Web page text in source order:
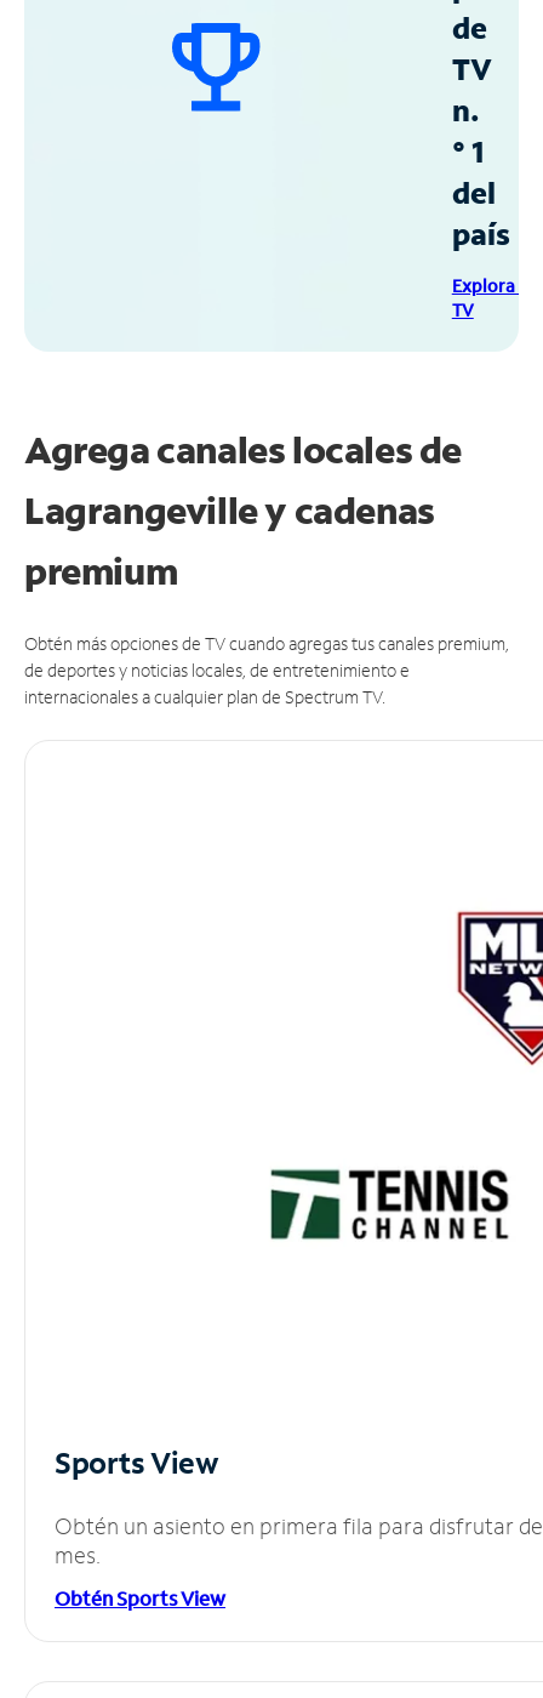
de
TV
n.
° 1
del
país
Explora
TV
Agrega canales locales de
Lagrangeville y cadenas
premium
Obtén más opciones de TV cuando agregas tus canales premium,
de deportes y noticias locales, de entretenimiento e
internacionales a cualquier plan de Spectrum TV.
Sports View
Obtén un asiento en primera fila para disfrutar
mes.
Obtén Sports View